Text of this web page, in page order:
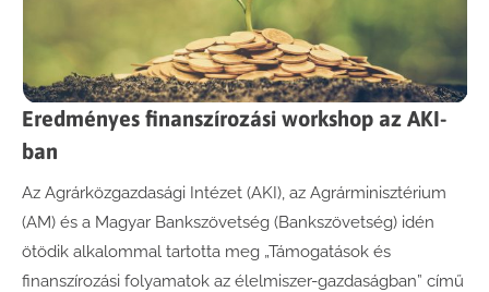
Eredményes finanszírozási workshop az AKI-
ban
Az Agrárközgazdasági Intézet (AKI), az Agrárminisztérium
(AM) és a Magyar Bankszövetség (Bankszövetség) idén
ötödik alkalommal tartotta meg „Támogatások és
finanszírozási folyamatok az élelmiszer-gazdaságban” című